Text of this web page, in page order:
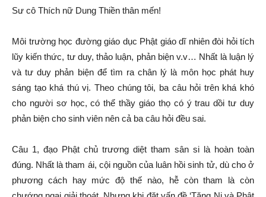
Sư cô Thích nữ Dung Thiền thân mến!
Môi trường học đường giáo dục Phật giáo dĩ nhiên đòi hỏi tích
lũy kiến thức, tư duy, thảo luận, phản biện v.v… Nhất là luận lý
và tư duy phản biện để tìm ra chân lý là môn học phát huy
sáng tạo khá thú vị. Theo chúng tôi, ba câu hỏi trên khá khó
cho người sơ học, có thể thầy giáo thọ có ý trau dồi tư duy
phản biện cho sinh viên nên cả ba câu hỏi đều sai.
Câu 1, đạo Phật chủ trương diệt tham sân si là hoàn toàn
đúng. Nhất là tham ái, cội nguồn của luân hồi sinh tử, dù cho ở
phương cách hay mức độ thế nào, hễ còn tham là còn